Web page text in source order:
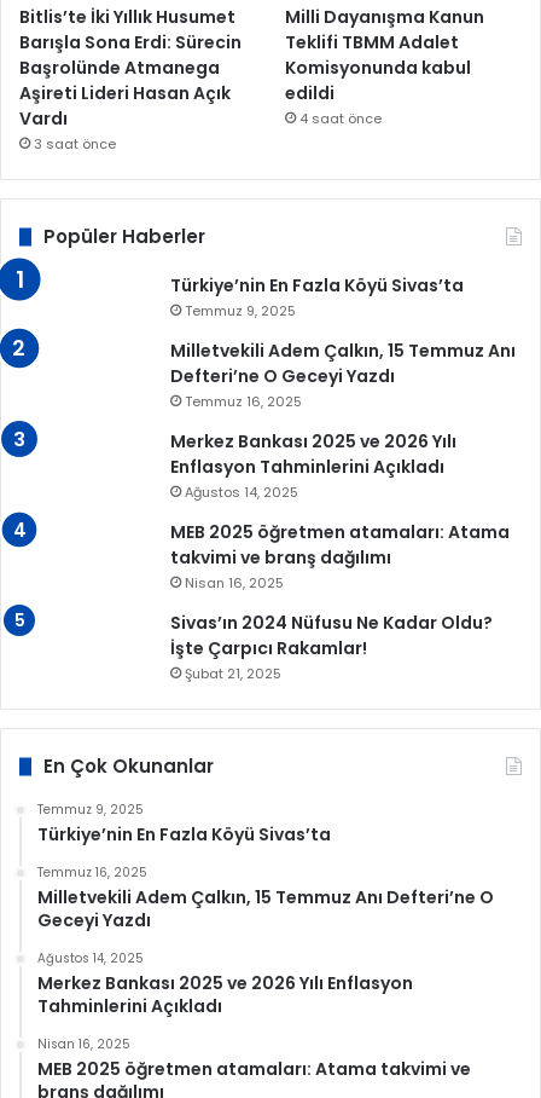
Bitlis’te İki Yıllık Husumet
Barışla Sona Erdi: Sürecin
Başrolünde Atmanega
Aşireti Lideri Hasan Açık
Vardı
3 saat önce
Milli Dayanışma Kanun
Teklifi TBMM Adalet
Komisyonunda kabul
edildi
4 saat önce
Popüler Haberler
Türkiye’nin En Fazla Köyü Sivas’ta
Temmuz 9, 2025
Milletvekili Adem Çalkın, 15 Temmuz Anı
Defteri’ne O Geceyi Yazdı
Temmuz 16, 2025
Merkez Bankası 2025 ve 2026 Yılı
Enflasyon Tahminlerini Açıkladı
Ağustos 14, 2025
MEB 2025 öğretmen atamaları: Atama
takvimi ve branş dağılımı
Nisan 16, 2025
Sivas’ın 2024 Nüfusu Ne Kadar Oldu?
İşte Çarpıcı Rakamlar!
Şubat 21, 2025
En Çok Okunanlar
Temmuz 9, 2025
Türkiye’nin En Fazla Köyü Sivas’ta
Temmuz 16, 2025
Milletvekili Adem Çalkın, 15 Temmuz Anı Defteri’ne O
Geceyi Yazdı
Ağustos 14, 2025
Merkez Bankası 2025 ve 2026 Yılı Enflasyon
Tahminlerini Açıkladı
Nisan 16, 2025
MEB 2025 öğretmen atamaları: Atama takvimi ve
branş dağılımı